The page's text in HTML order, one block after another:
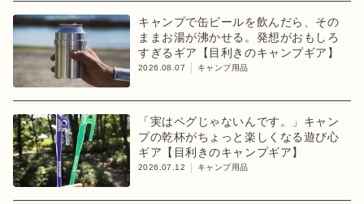
キャンプで缶ビールを飲んだら、その
ままお湯が沸かせる。発想がおもしろ
すぎるギア【目利きのキャンプギア】
2026.08.07 キャンプ用品
「実はペグじゃないんです。」キャン
プの乾杯がちょっと楽しくなる遊び心
ギア【目利きのキャンプギア】
2026.07.12 キャンプ用品